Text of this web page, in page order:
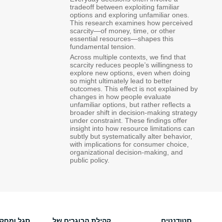
tradeoff between exploiting familiar
options and exploring unfamiliar ones.
This research examines how perceived
scarcity—of money, time, or other
essential resources—shapes this
fundamental tension.
Across multiple contexts, we find that
scarcity reduces people’s willingness to
explore new options, even when doing
so might ultimately lead to better
outcomes. This effect is not explained by
changes in how people evaluate
unfamiliar options, but rather reflects a
broader shift in decision-making strategy
under constraint. These findings offer
insight into how resource limitations can
subtly but systematically alter behavior,
with implications for consumer choice,
organizational decision-making, and
public policy.